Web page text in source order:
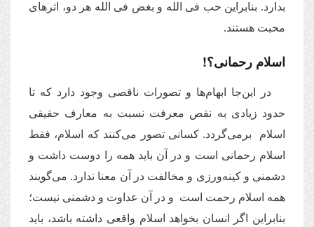
بدارد. بنابراین حب فی الله و بغض فی الله هر دو، اثرهای
محبت هستند.
اسلام رحمانی؟!
در اینجا ابهام‌ها و تصورات ناقصی وجود دارد که تا
حدود زیادی به نقص معرفت نسبت به معارف حقیقی
اسلام برمی‌گردد. کسانی تصور می‌کنند که اسلام، فقط
اسلام رحمانی است و در آن باید همه را دوست داشت و
دشمنی و کینه‌ورزی و مخالفت در آن معنا ندارد. می‌گویند
همه اسلام رحمت است و در آن عداوت و دشمنی نیست؛
بنابراین اگر انسان بخواهد اسلام واقعی داشته باشد، باید